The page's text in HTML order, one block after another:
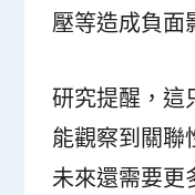
壓等造成負面
研究提醒，這
能觀察到關聯
未來還需要更